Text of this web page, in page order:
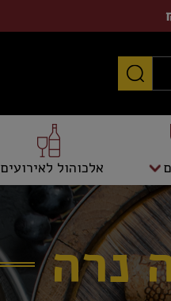
אלכוהול לאירועים
נרה